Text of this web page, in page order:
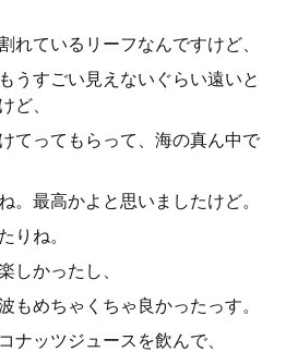
れているリーフなんですけど、
うすごい見えないぐらい遠いと
ど、
てってもらって、海の真ん中で
。最高かよと思いましたけど。
りね。
しかったし、
もめちゃくちゃ良かったっす。
ナッツジュースを飲んで、